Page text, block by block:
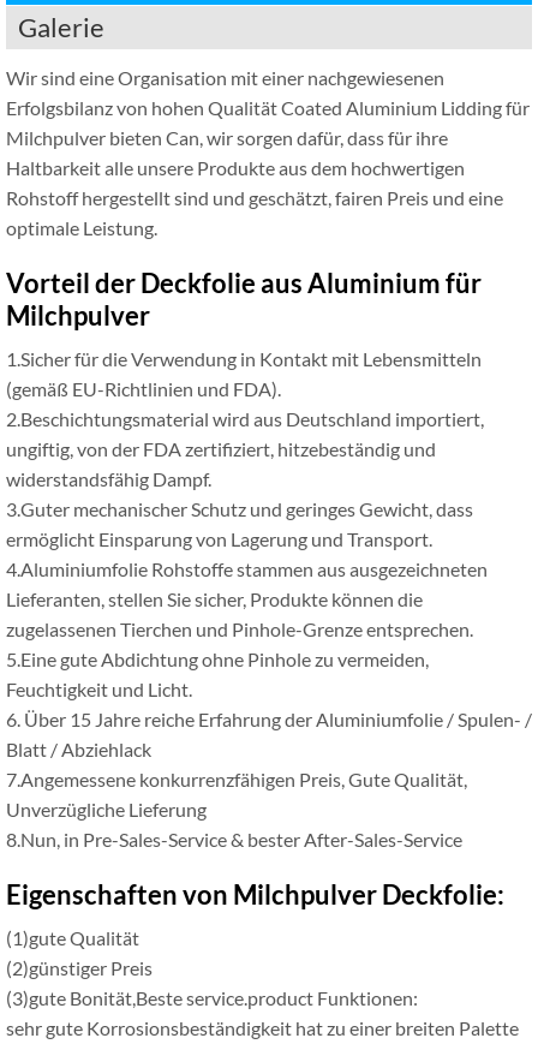
Galerie
Wir sind eine Organisation mit einer nachgewiesenen
Erfolgsbilanz von hohen Qualität Coated Aluminium Lidding für
Milchpulver bieten Can, wir sorgen dafür, dass für ihre
Haltbarkeit alle unsere Produkte aus dem hochwertigen
Rohstoff hergestellt sind und geschätzt, fairen Preis und eine
optimale Leistung.
Vorteil der Deckfolie aus Aluminium für
Milchpulver
1.Sicher für die Verwendung in Kontakt mit Lebensmitteln
(gemäß EU-Richtlinien und FDA).
2.Beschichtungsmaterial wird aus Deutschland importiert,
ungiftig, von der FDA zertifiziert, hitzebeständig und
widerstandsfähig Dampf.
3.Guter mechanischer Schutz und geringes Gewicht, dass
ermöglicht Einsparung von Lagerung und Transport.
4.Aluminiumfolie Rohstoffe stammen aus ausgezeichneten
Lieferanten, stellen Sie sicher, Produkte können die
zugelassenen Tierchen und Pinhole-Grenze entsprechen.
5.Eine gute Abdichtung ohne Pinhole zu vermeiden,
Feuchtigkeit und Licht.
6. Über 15 Jahre reiche Erfahrung der Aluminiumfolie / Spulen- /
Blatt / Abziehlack
7.Angemessene konkurrenzfähigen Preis, Gute Qualität,
Unverzügliche Lieferung
8.Nun, in Pre-Sales-Service & bester After-Sales-Service
Eigenschaften von Milchpulver Deckfolie:
(1)gute Qualität
(2)günstiger Preis
(3)gute Bonität,Beste service.product Funktionen:
sehr gute Korrosionsbeständigkeit hat zu einer breiten Palette